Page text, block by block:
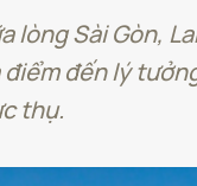
lòng Sài Gòn,
đến lý
thụ.